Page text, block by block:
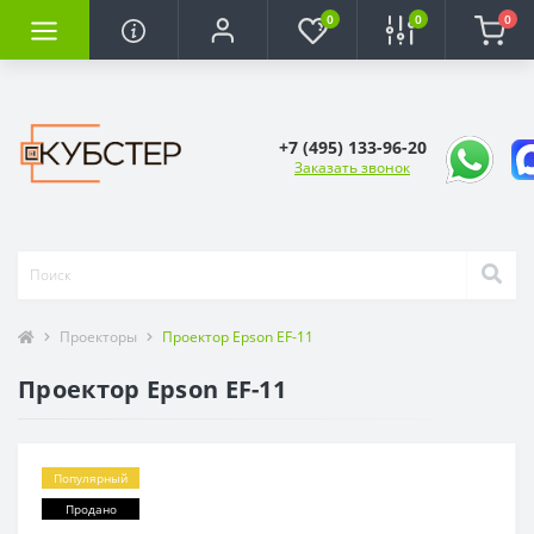
0 0 0
+7 (495) 133-96-20
Заказать звонок
Проекторы Проектор Epson EF-11
Проектор Epson EF-11
Популярный
Продано